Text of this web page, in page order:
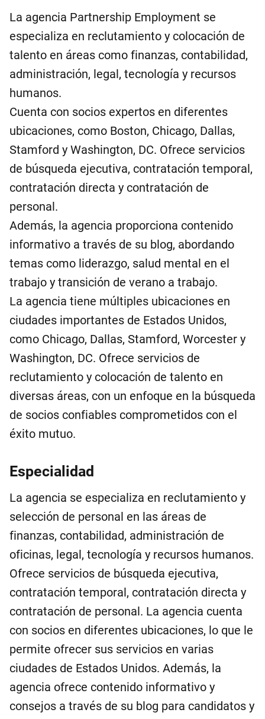
La agencia Partnership Employment se
especializa en reclutamiento y colocación de
talento en áreas como finanzas, contabilidad,
administración, legal, tecnología y recursos
humanos.
Cuenta con socios expertos en diferentes
ubicaciones, como Boston, Chicago, Dallas,
Stamford y Washington, DC. Ofrece servicios
de búsqueda ejecutiva, contratación temporal,
contratación directa y contratación de
personal.
Además, la agencia proporciona contenido
informativo a través de su blog, abordando
temas como liderazgo, salud mental en el
trabajo y transición de verano a trabajo.
La agencia tiene múltiples ubicaciones en
ciudades importantes de Estados Unidos,
como Chicago, Dallas, Stamford, Worcester y
Washington, DC. Ofrece servicios de
reclutamiento y colocación de talento en
diversas áreas, con un enfoque en la búsqueda
de socios confiables comprometidos con el
éxito mutuo.
Especialidad
La agencia se especializa en reclutamiento y
selección de personal en las áreas de
finanzas, contabilidad, administración de
oficinas, legal, tecnología y recursos humanos.
Ofrece servicios de búsqueda ejecutiva,
contratación temporal, contratación directa y
contratación de personal. La agencia cuenta
con socios en diferentes ubicaciones, lo que le
permite ofrecer sus servicios en varias
ciudades de Estados Unidos. Además, la
agencia ofrece contenido informativo y
consejos a través de su blog para candidatos y